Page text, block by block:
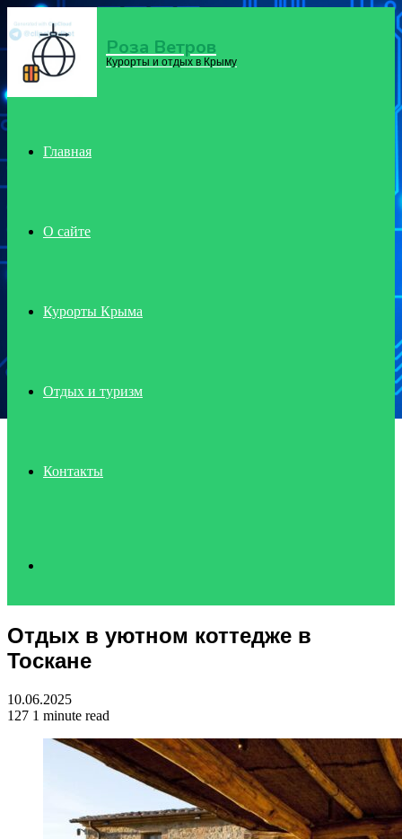
Menu Роза Ветров
Курорты и отдых в Крыму
Главная
О сайте
Курорты Крыма
Отдых и туризм
Контакты
for
Отдых в уютном коттедже в
Тоскане
10.06.2025
127 1 minute read